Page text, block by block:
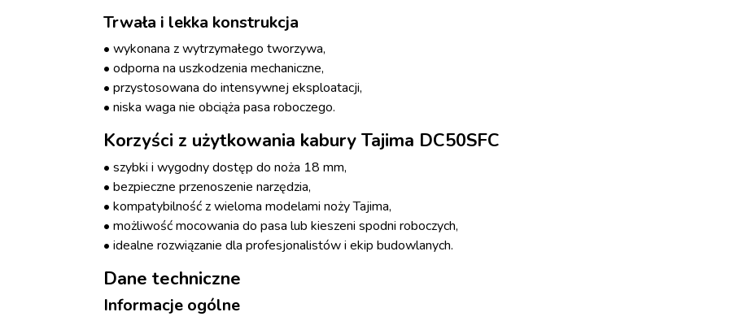
Trwała i lekka konstrukcja
• wykonana z wytrzymałego tworzywa,
• odporna na uszkodzenia mechaniczne,
• przystosowana do intensywnej eksploatacji,
• niska waga nie obciąża pasa roboczego.
Korzyści z użytkowania kabury Tajima DC50SFC
• szybki i wygodny dostęp do noża 18 mm,
• bezpieczne przenoszenie narzędzia,
• kompatybilność z wieloma modelami noży Tajima,
• możliwość mocowania do pasa lub kieszeni spodni roboczych,
• idealne rozwiązanie dla profesjonalistów i ekip budowlanych.
Dane techniczne
Informacje ogólne